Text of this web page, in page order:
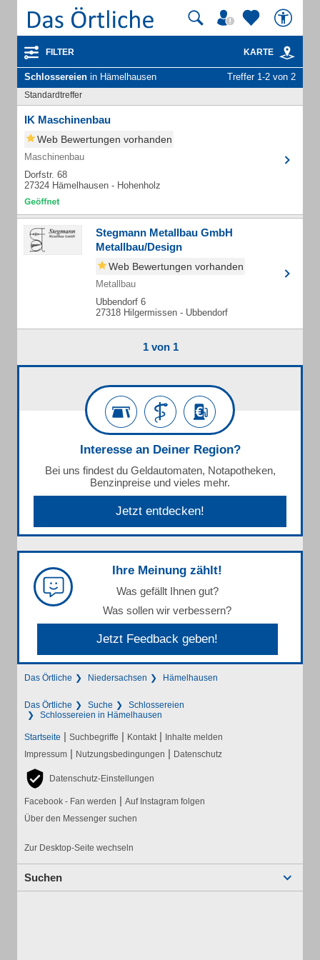
FILTER KARTE
Schlossereien in Hämelhausen Treffer 1-2 von 2
Standardtreffer
IK Maschinenbau
Web Bewertungen vorhanden
Maschinenbau
Dorfstr. 68
27324 Hämelhausen - Hohenholz
Stegmann Metallbau GmbH
Metallbau/Design
Web Bewertungen vorhanden
Metallbau
Ubbendorf 6
27318 Hilgermissen - Ubbendorf
1 von 1
Interesse an Deiner Region?
Bei uns findest du Geldautomaten, Notapotheken,
Benzinpreise und vieles mehr.
Jetzt entdecken!
Ihre Meinung zählt!
Was gefällt Ihnen gut?
Was sollen wir verbessern?
Jetzt Feedback geben!
Das Örtliche Niedersachsen Hämelhausen
Das Örtliche Suche
Schlossereien
Schlossereien in Hämelhausen
Startseite | Suchbegriffe | Kontakt | Inhalte melden
Impressum | Nutzungsbedingungen | Datenschutz
Datenschutz-Einstellungen
Facebook - Fan werden | Auf Instagram folgen
Über den Messenger suchen
Zur Desktop-Seite wechseln
Suchen